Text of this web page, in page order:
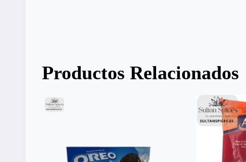
Productos Relacionados